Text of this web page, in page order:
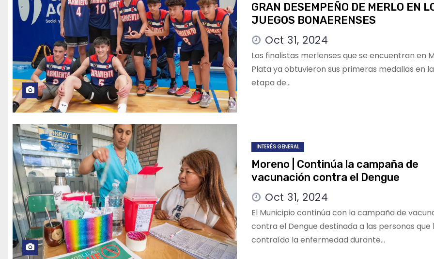
GRAN DESEMPEÑO DE MERLO EN
JUEGOS BONAERENSES
Oct 31, 2024
Los finalistas merlenses que se encuentran en
Plata ya obtuvieron sus primeras medallas en
etapa de…
INTERÉS GENERAL
Moreno | Continúa la campaña de
vacunación contra el Dengue
Oct 31, 2024
El Municipio continúa con la campaña de
contra el Dengue destinada a las personas que
contraído la enfermedad durante…